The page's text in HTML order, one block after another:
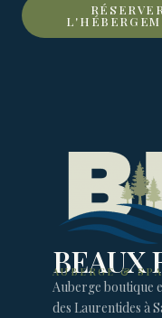
RÉSERVER
BEAUX
AUBERGE &
Auberge boutique
des Laurentides à